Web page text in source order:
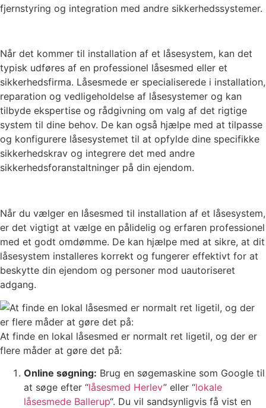
fjernstyring og integration med andre sikkerhedssystemer.
Når det kommer til installation af et låsesystem, kan det
typisk udføres af en professionel låsesmed eller et
sikkerhedsfirma. Låsesmede er specialiserede i installation,
reparation og vedligeholdelse af låsesystemer og kan
tilbyde ekspertise og rådgivning om valg af det rigtige
system til dine behov. De kan også hjælpe med at tilpasse
og konfigurere låsesystemet til at opfylde dine specifikke
sikkerhedskrav og integrere det med andre
sikkerhedsforanstaltninger på din ejendom.
Når du vælger en låsesmed til installation af et låsesystem,
er det vigtigt at vælge en pålidelig og erfaren professionel
med et godt omdømme. De kan hjælpe med at sikre, at dit
låsesystem installeres korrekt og fungerer effektivt for at
beskytte din ejendom og personer mod uautoriseret
adgang.
At finde en lokal låsesmed er normalt ret ligetil, og der er
flere måder at gøre det på:
Online søgning: Brug en søgemaskine som Google til
at søge efter “låsesmed Herlev” eller “lokale
låsesmede Ballerup“. Du vil sandsynligvis få vist en